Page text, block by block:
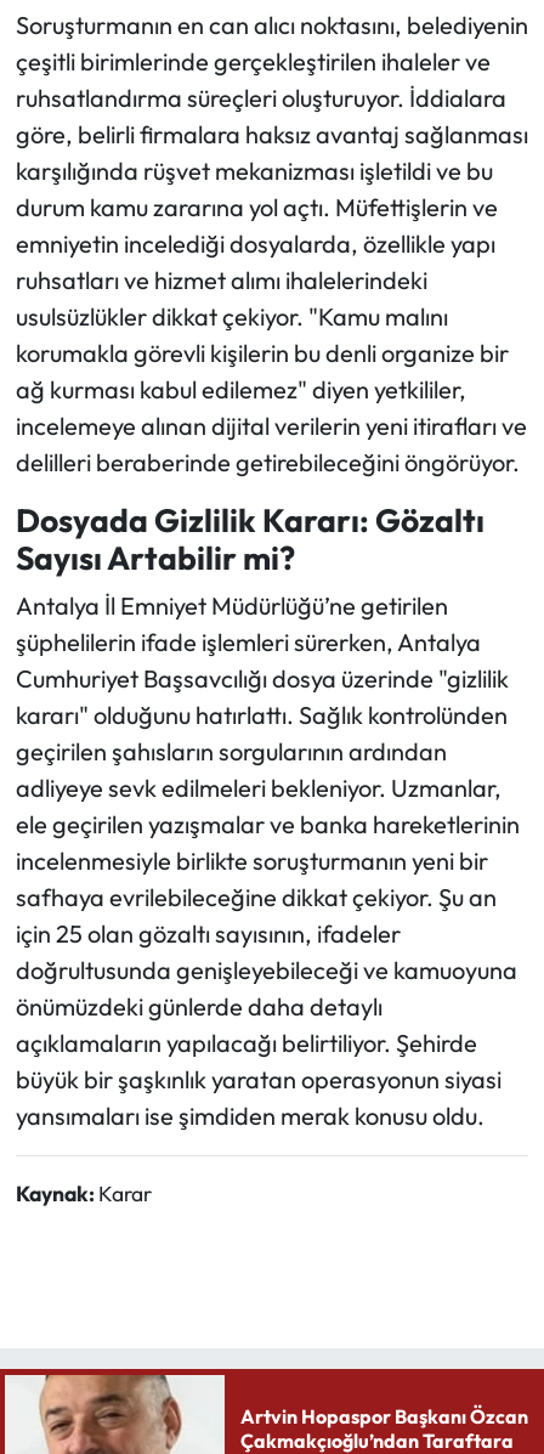
Soruşturmanın en can alıcı noktasını, belediyenin
çeşitli birimlerinde gerçekleştirilen ihaleler ve
ruhsatlandırma süreçleri oluşturuyor. İddialara
göre, belirli firmalara haksız avantaj sağlanması
karşılığında rüşvet mekanizması işletildi ve bu
durum kamu zararına yol açtı. Müfettişlerin ve
emniyetin incelediği dosyalarda, özellikle yapı
ruhsatları ve hizmet alımı ihalelerindeki
usulsüzlükler dikkat çekiyor. "Kamu malını
korumakla görevli kişilerin bu denli organize bir
ağ kurması kabul edilemez" diyen yetkililer,
incelemeye alınan dijital verilerin yeni itirafları ve
delilleri beraberinde getirebileceğini öngörüyor.
Dosyada Gizlilik Kararı: Gözaltı
Sayısı Artabilir mi?
Antalya İl Emniyet Müdürlüğü’ne getirilen
şüphelilerin ifade işlemleri sürerken, Antalya
Cumhuriyet Başsavcılığı dosya üzerinde "gizlilik
kararı" olduğunu hatırlattı. Sağlık kontrolünden
geçirilen şahısların sorgularının ardından
adliyeye sevk edilmeleri bekleniyor. Uzmanlar,
ele geçirilen yazışmalar ve banka hareketlerinin
incelenmesiyle birlikte soruşturmanın yeni bir
safhaya evrilebileceğine dikkat çekiyor. Şu an
için 25 olan gözaltı sayısının, ifadeler
doğrultusunda genişleyebileceği ve kamuoyuna
önümüzdeki günlerde daha detaylı
açıklamaların yapılacağı belirtiliyor. Şehirde
büyük bir şaşkınlık yaratan operasyonun siyasi
yansımaları ise şimdiden merak konusu oldu.
Kaynak: Karar
Artvin Hopaspor Başkanı Özcan
Çakmakçıoğlu’ndan Taraftara